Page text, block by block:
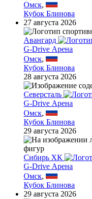
Омск,
Кубок Блинова
27 августа 2026
Авангард
G-Drive Арена
Омск,
Кубок Блинова
28 августа 2026
Северсталь
G-Drive Арена
Омск,
Кубок Блинова
29 августа 2026
Сибирь ХК
G-Drive Арена
Омск,
Кубок Блинова
29 августа 2026